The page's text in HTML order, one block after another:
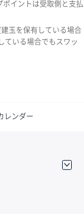
ポイントは受取側と支払
玉を保有している場合
ている場合でもスワッ
レンダー